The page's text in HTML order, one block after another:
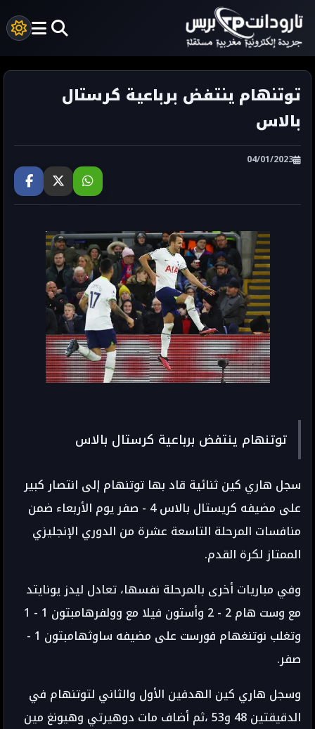
توتنهام ينتفض برباعية كرستال
بالاس
04/01/2023
توتنهام ينتفض برباعية كرستال بالاس
سجل هاري كين ثنائية قاد بها توتنهام إلى انتصار كبير
على مضيفه كريستال بالاس 4 - صفر يوم الأربعاء ضمن
منافسات المرحلة التاسعة عشرة من الدوري الإنجليزي
الممتاز لكرة القدم.
وفي مباريات أخرى بالمرحلة نفسها، تعادل ليدز يونايتد
مع وست هام 2 - 2 وأستون فيلا مع وولفرهامبتون 1 - 1
وتغلب نوتنغهام فورست على مضيفه ساوثهامبتون 1 -
صفر.
وسجل هاري كين الهدفين الأول والثاني لتوتنهام في
الدقيقتين 48 و53 ،ثم أضاف مات دوهيرتي وهيونغ مين